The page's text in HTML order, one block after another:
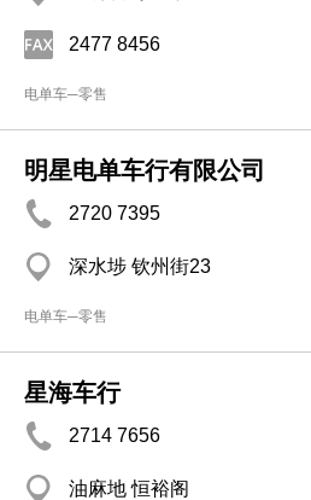
2477 8456
电单车─零售
明星电单车行有限公司
2720 7395
深水埗 钦州街23
电单车─零售
星海车行
2714 7656
油麻地 恒裕阁